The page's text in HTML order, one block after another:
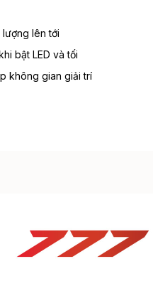
lên tới
bật LED và tối
không gian giải trí